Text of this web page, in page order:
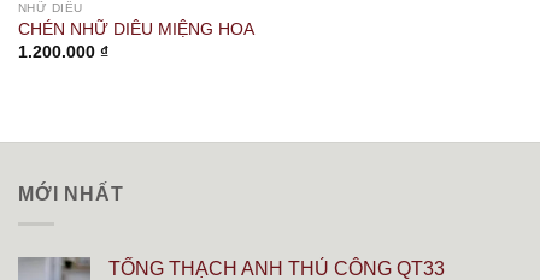
NHỮ DIÊU
CHÉN NHỮ DIÊU MIỆNG HOA
1.200.000 ₫
MỚI NHẤT
TỐNG THẠCH ANH THỦ CÔNG QT33